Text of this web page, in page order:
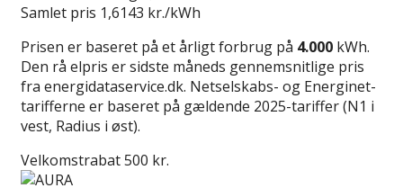
Samlet pris 1,6143 kr./kWh
Prisen er baseret på et årligt forbrug på 4.000 kWh.
Den rå elpris er sidste måneds gennemsnitlige pris
fra energidataservice.dk. Netselskabs- og Energinet-
tarifferne er baseret på gældende 2025-tariffer (N1 i
vest, Radius i øst).
Velkomstrabat 500 kr.